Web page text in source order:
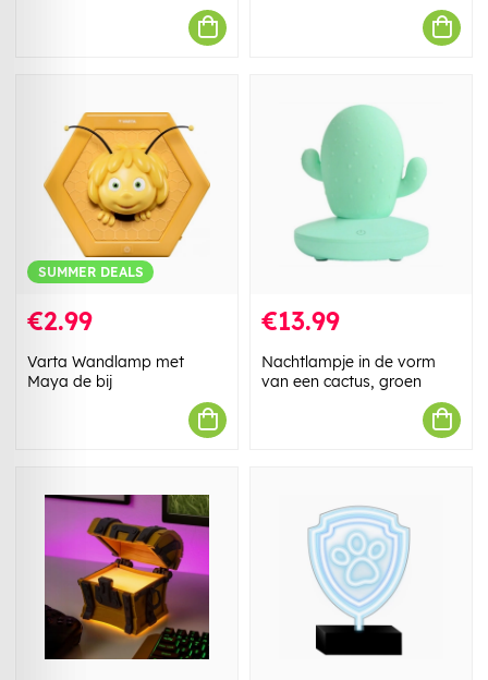
SUMMER DEALS
€2.99
Varta Wandlamp met
Maya de bij
€13.99
Nachtlampje in de vorm
van een cactus, groen